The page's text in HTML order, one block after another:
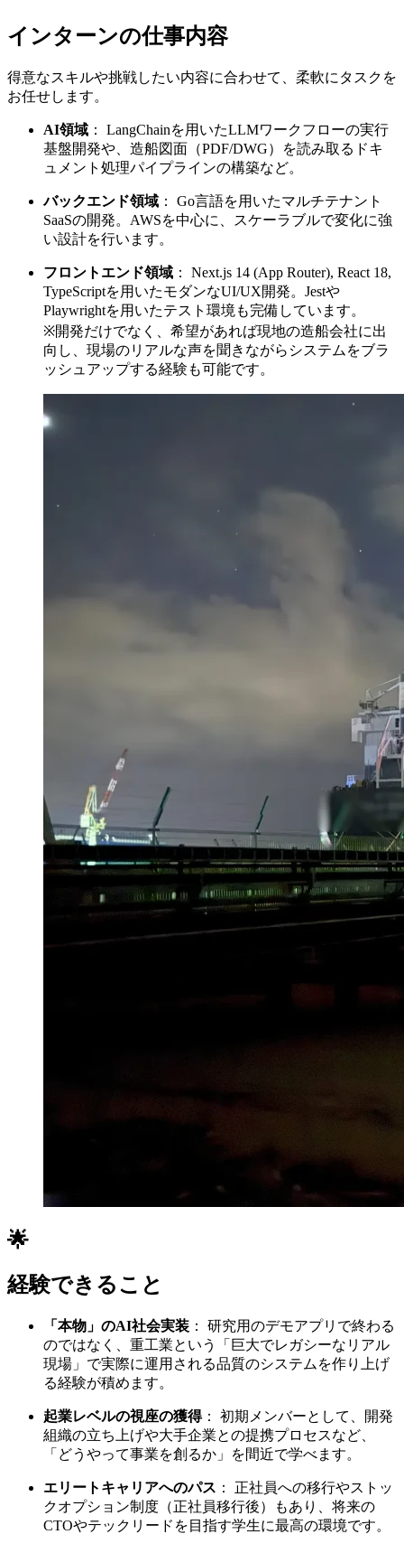
インターンの仕事内容
得意なスキルや挑戦したい内容に合わせて、柔軟にタスクを
お任せします。
AI領域 ： LangChainを用いたLLMワークフローの実行
基盤開発や、造船図面（PDF/DWG）を読み取るドキ
ュメント処理パイプラインの構築など。
バックエンド領域 ： Go言語を用いたマルチテナント
SaaSの開発。AWSを中心に、スケーラブルで変化に強
い設計を行います。
フロントエンド領域 ： Next.js 14 (App Router), React 18,
TypeScriptを用いたモダンなUI/UX開発。Jestや
Playwrightを用いたテスト環境も完備しています。
※開発だけでなく、希望があれば現地の造船会社に出
向し、現場のリアルな声を聞きながらシステムをブラ
ッシュアップする経験も可能です。
🌟
経験できること
「本物」のAI社会実装 ： 研究用のデモアプリで終わる
のではなく、重工業という「巨大でレガシーなリアル
現場」で実際に運用される品質のシステムを作り上げ
る経験が積めます。
起業レベルの視座の獲得： 初期メンバーとして、開発
組織の立ち上げや大手企業との提携プロセスなど、
「どうやって事業を創るか」を間近で学べます。
エリートキャリアへのパス ： 正社員への移行やストッ
クオプション制度（正社員移行後）もあり、将来の
CTOやテックリードを目指す学生に最高の環境です。